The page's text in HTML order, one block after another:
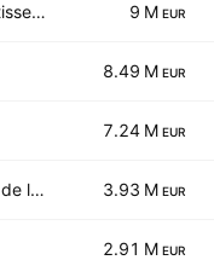
Eurasia Fonciere Investissements 9 M EUR
8.49 M EUR
7.24 M EUR
Immobiliere Parisienne de la Perle et des Pierres Precieuses 3.93 M EUR
2.91 M EUR